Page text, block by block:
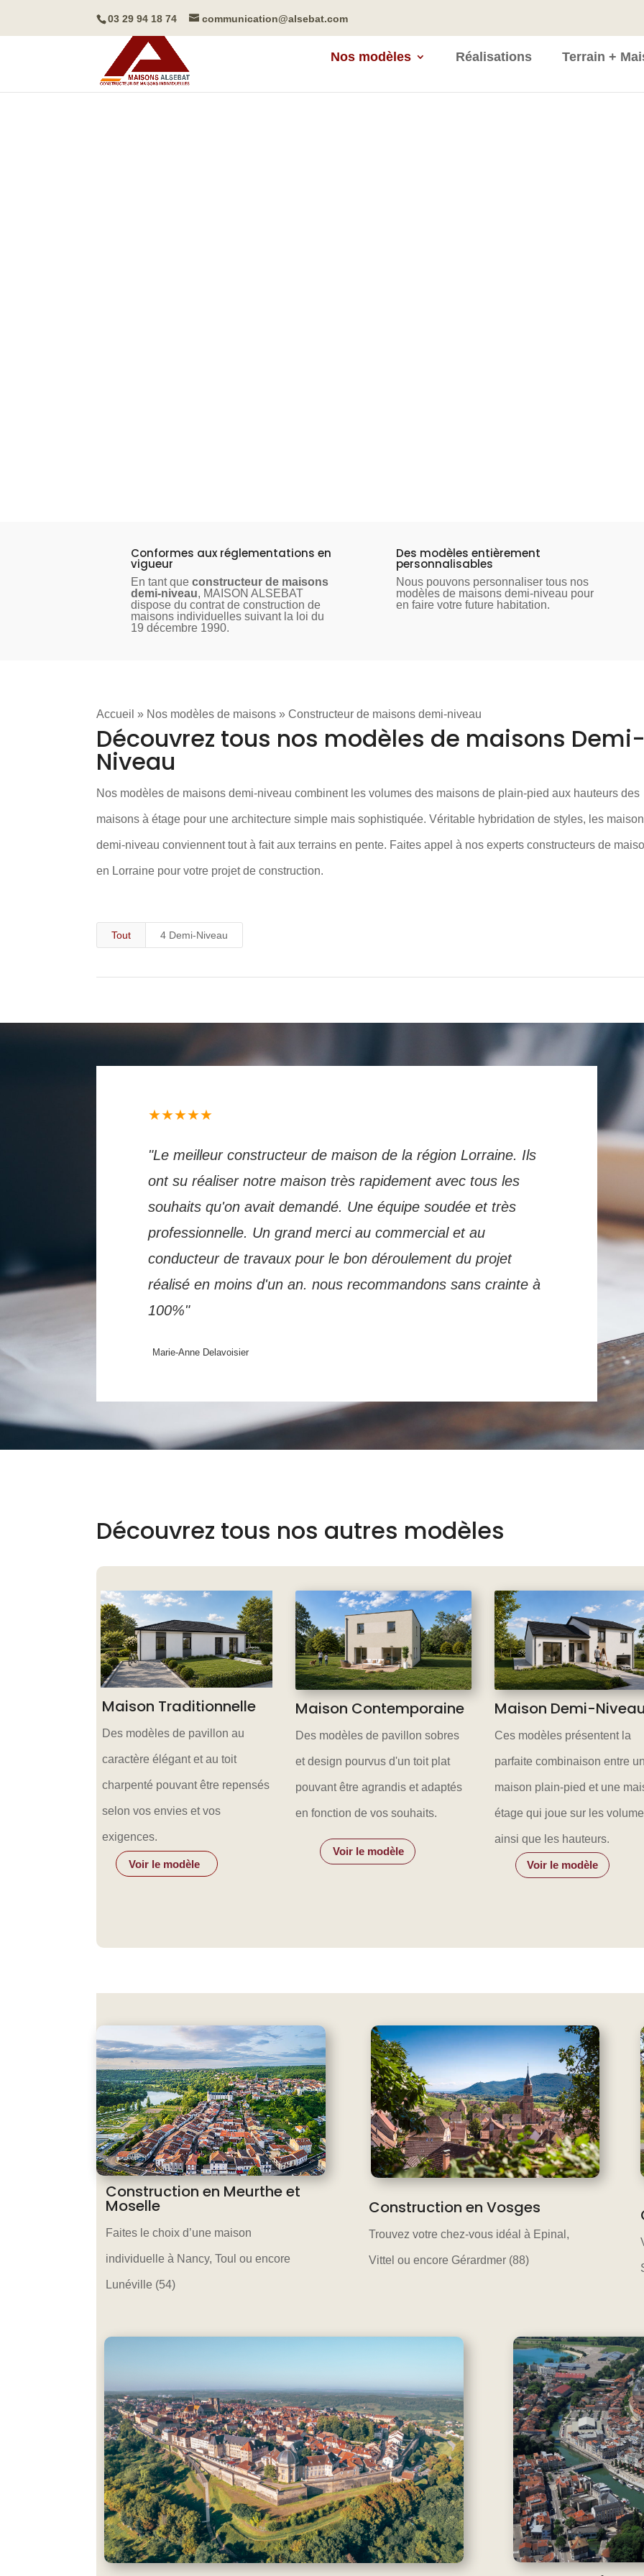
03 29 94 18 74 communication@alsebat.com
Nos modèles Réalisations Terrain +
Conformes aux réglementations en
vigueur
En tant que constructeur de maisons
demi-niveau, MAISON ALSEBAT
dispose du contrat de construction de
maisons individuelles suivant la loi du
19 décembre 1990.
Des modèles entièrement
personnalisables
Nous pouvons personnaliser tous nos
modèles de maisons demi-niveau pour
en faire votre future habitation.
Accueil » Nos modèles de maisons »Constructeur de maisons demi-niveau
Découvrez tous nos modèles de maisons Demi-
Niveau
Nos modèles de maisons demi-niveau combinent les volumes des maisons de plain-pied aux hauteurs des
maisons à étage pour une architecture simple mais sophistiquée. Véritable hybridation de styles, les
demi-niveau conviennent tout à fait aux terrains en pente. Faites appel à nos expertsconstructeurs de
en Lorraine pour votre projet de construction.
Tout 4 Demi-Niveau
★★★★★
"Le meilleur constructeur de maison de la région Lorraine. Ils
ont su réaliser notre maison très rapidement avec tous les
souhaits qu'on avait demandé. Une équipe soudée et très
professionnelle. Un grand merci au commercial et au
conducteur de travaux pour le bon déroulement du projet
réalisé en moins d'un an. nous recommandons sans crainte à
100%"
Marie-Anne Delavoisier
Découvrez tous nos autres modèles
Maison Traditionnelle
Des modèles de pavillon au
caractère élégant et au toit
charpenté pouvant être repensés
selon vos envies et vos
exigences.
Voir le modèle
Maison Contemporaine
Des modèles de pavillon sobres
et design pourvus d'un toit plat
pouvant être agrandis et adaptés
en fonction de vos souhaits.
Voir le modèle
Maison Demi-Niveau
Ces modèles présentent la
parfaite combinaison entre
maison plain-pied et une
étage qui joue sur les
ainsi que les hauteurs.
Voir le modèle
Construction en Meurthe et
Moselle
Faites le choix d’une maison
individuelle à Nancy, Toul ou encore
Lunéville (54)
Construction en Vosges
Trouvez votre chez-vous idéal à Epinal,
Vittel ou encore Gérardmer (88)